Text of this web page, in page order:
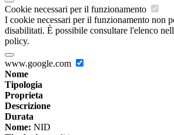
Cookie necessari per il funzionamento
I cookie necessari per il funzionamento non
disabilitati. È possibile consultare l'elenco
policy.
www.google.com
Nome
Tipologia
Proprieta
Descrizione
Durata
Nome: NID